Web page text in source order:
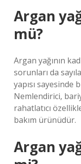
Argan
mü?
Argan yağının
sorunları da
yapısı
Nemlendirici,
rahatlatıcı
bakım ürünüdür.
Argan